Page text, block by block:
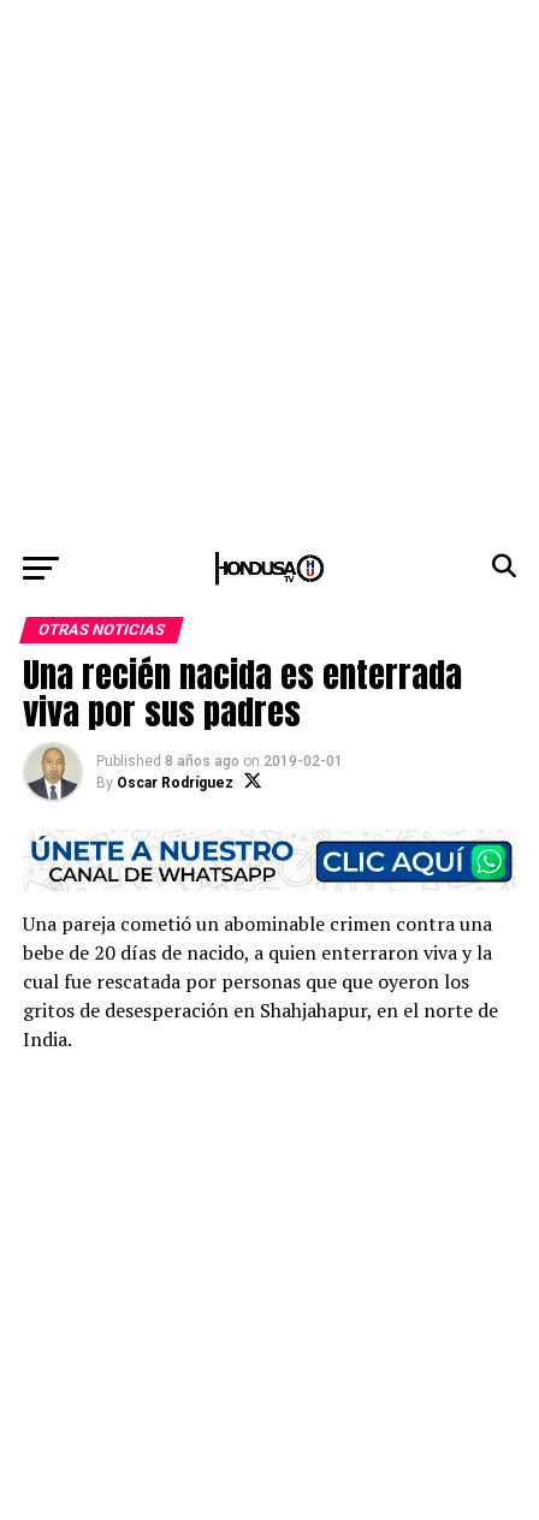
OTRAS NOTICIAS
Una recién nacida es enterrada
viva por sus padres
Published 8 años ago on 2019-02-01
By Oscar Rodríguez
Una pareja cometió un abominable crimen contra una
bebe de 20 días de nacido, a quien enterraron viva y la
cual fue rescatada por personas que que oyeron los
gritos de desesperación en Shahjahapur, en el norte de
India.